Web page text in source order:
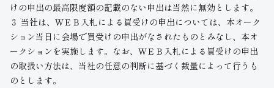
けの申出の最高限度額の記載のない申出は当然に無効とします。
３ 当社は、ＷＥＢ入札による買受けの申出については、本オーク
ション当日に会場で買受けの申出がなされたものとみなし、本オ
ークションを実施します。なお、ＷＥＢ入札による買受けの申出
の取扱い方法は、当社の任意の判断に基づく裁量によって行うも
のとします。